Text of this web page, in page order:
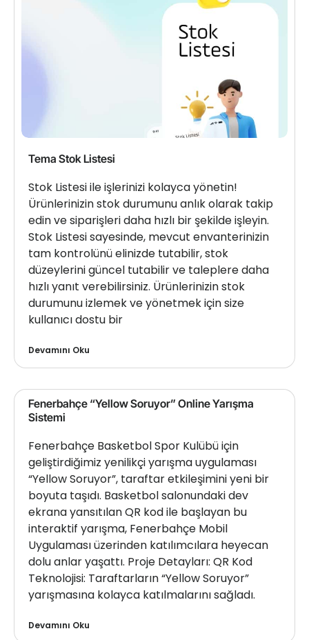
Tema Stok Listesi
Stok Listesi ile işlerinizi kolayca yönetin!
Ürünlerinizin stok durumunu anlık olarak takip
edin ve siparişleri daha hızlı bir şekilde işleyin.
Stok Listesi sayesinde, mevcut envanterinizin
tam kontrolünü elinizde tutabilir, stok
düzeylerini güncel tutabilir ve taleplere daha
hızlı yanıt verebilirsiniz. Ürünlerinizin stok
durumunu izlemek ve yönetmek için size
kullanıcı dostu bir
Devamını Oku
Fenerbahçe “Yellow Soruyor” Online Yarışma
Sistemi
Fenerbahçe Basketbol Spor Kulübü için
geliştirdiğimiz yenilikçi yarışma uygulaması
“Yellow Soruyor”, taraftar etkileşimini yeni bir
boyuta taşıdı. Basketbol salonundaki dev
ekrana yansıtılan QR kod ile başlayan bu
interaktif yarışma, Fenerbahçe Mobil
Uygulaması üzerinden katılımcılara heyecan
dolu anlar yaşattı. Proje Detayları: QR Kod
Teknolojisi: Taraftarların “Yellow Soruyor”
yarışmasına kolayca katılmalarını sağladı.
Devamını Oku